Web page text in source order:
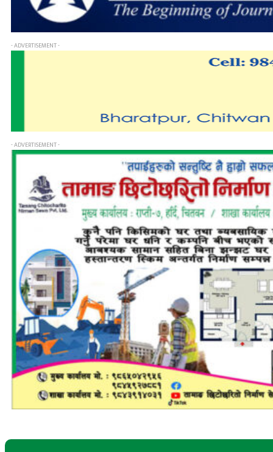
- ADVERTISEMENT -
- ADVERTISEMENT -